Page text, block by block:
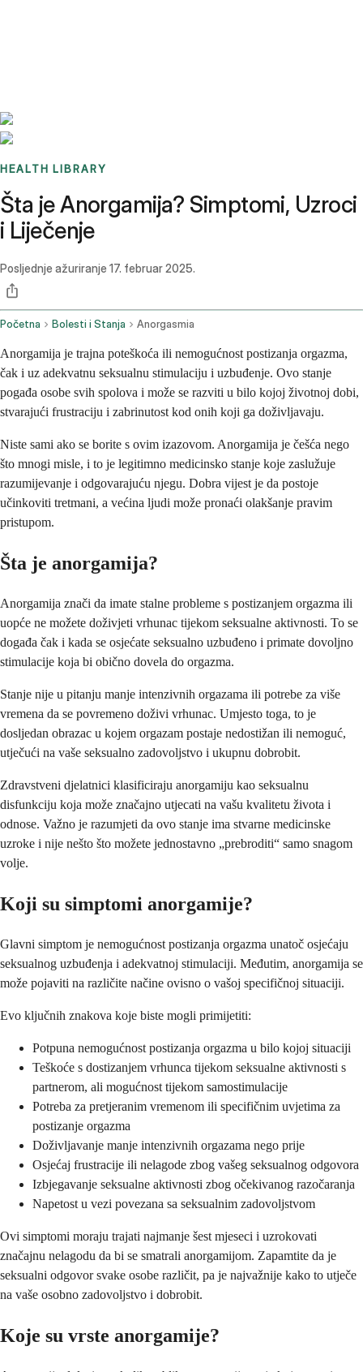
HEALTH LIBRARY
Šta je Anorgamija? Simptomi, Uzroci
i Liječenje
Posljednje ažuriranje 17. februar 2025.
Početna Bolesti i Stanja Anorgasmia
Anorgamija je trajna poteškoća ili nemogućnost postizanja orgazma,
čak i uz adekvatnu seksualnu stimulaciju i uzbuđenje. Ovo stanje
pogađa osobe svih spolova i može se razviti u bilo kojoj životnoj dobi,
stvarajući frustraciju i zabrinutost kod onih koji ga doživljavaju.
Niste sami ako se borite s ovim izazovom. Anorgamija je češća nego
što mnogi misle, i to je legitimno medicinsko stanje koje zaslužuje
razumijevanje i odgovarajuću njegu. Dobra vijest je da postoje
učinkoviti tretmani, a većina ljudi može pronaći olakšanje pravim
pristupom.
Šta je anorgamija?
Anorgamija znači da imate stalne probleme s postizanjem orgazma ili
uopće ne možete doživjeti vrhunac tijekom seksualne aktivnosti. To se
događa čak i kada se osjećate seksualno uzbuđeno i primate dovoljno
stimulacije koja bi obično dovela do orgazma.
Stanje nije u pitanju manje intenzivnih orgazama ili potrebe za više
vremena da se povremeno doživi vrhunac. Umjesto toga, to je
dosljedan obrazac u kojem orgazam postaje nedostižan ili nemoguć,
utječući na vaše seksualno zadovoljstvo i ukupnu dobrobit.
Zdravstveni djelatnici klasificiraju anorgamiju kao seksualnu
disfunkciju koja može značajno utjecati na vašu kvalitetu života i
odnose. Važno je razumjeti da ovo stanje ima stvarne medicinske
uzroke i nije nešto što možete jednostavno „prebroditi“ samo snagom
volje.
Koji su simptomi anorgamije?
Glavni simptom je nemogućnost postizanja orgazma unatoč osjećaju
seksualnog uzbuđenja i adekvatnoj stimulaciji. Međutim, anorgamija se
može pojaviti na različite načine ovisno o vašoj specifičnoj situaciji.
Evo ključnih znakova koje biste mogli primijetiti:
Potpuna nemogućnost postizanja orgazma u bilo kojoj situaciji
Teškoće s dostizanjem vrhunca tijekom seksualne aktivnosti s
partnerom, ali mogućnost tijekom samostimulacije
Potreba za pretjeranim vremenom ili specifičnim uvjetima za
postizanje orgazma
Doživljavanje manje intenzivnih orgazama nego prije
Osjećaj frustracije ili nelagode zbog vašeg seksualnog odgovora
Izbjegavanje seksualne aktivnosti zbog očekivanog razočaranja
Napetost u vezi povezana sa seksualnim zadovoljstvom
Ovi simptomi moraju trajati najmanje šest mjeseci i uzrokovati
značajnu nelagodu da bi se smatrali anorgamijom. Zapamtite da je
seksualni odgovor svake osobe različit, pa je najvažnije kako to utječe
na vaše osobno zadovoljstvo i dobrobit.
Koje su vrste anorgamije?